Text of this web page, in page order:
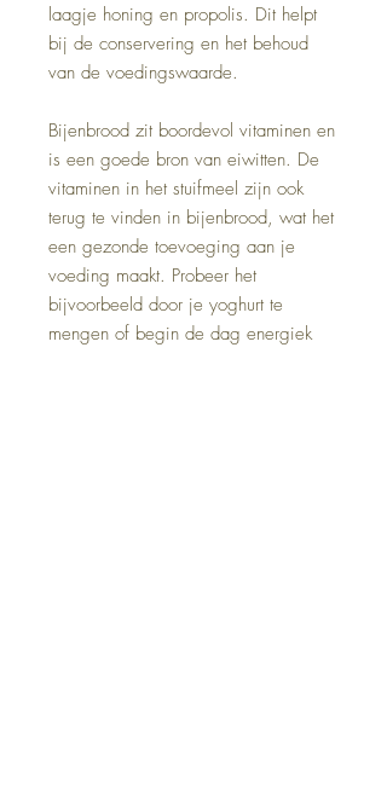
laagje honing en propolis. Dit helpt
bij de conservering en het behoud
van de voedingswaarde.
Bijenbrood zit boordevol vitaminen en
is een goede bron van eiwitten. De
vitaminen in het stuifmeel zijn ook
terug te vinden in bijenbrood, wat het
een gezonde toevoeging aan je
voeding maakt. Probeer het
bijvoorbeeld door je yoghurt te
mengen of begin de dag energiek